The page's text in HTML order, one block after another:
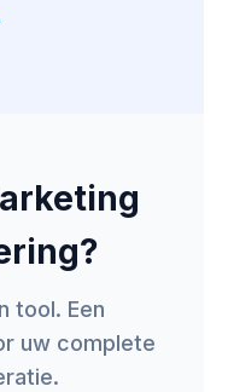
tool. Een
uw complete